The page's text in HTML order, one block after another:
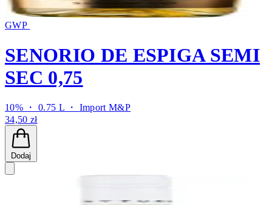
GWP
SENORIO DE ESPIGA SEMI
SEC 0,75
10% ・ 0.75 L ・ Import M&P
34,50 zł
Dodaj